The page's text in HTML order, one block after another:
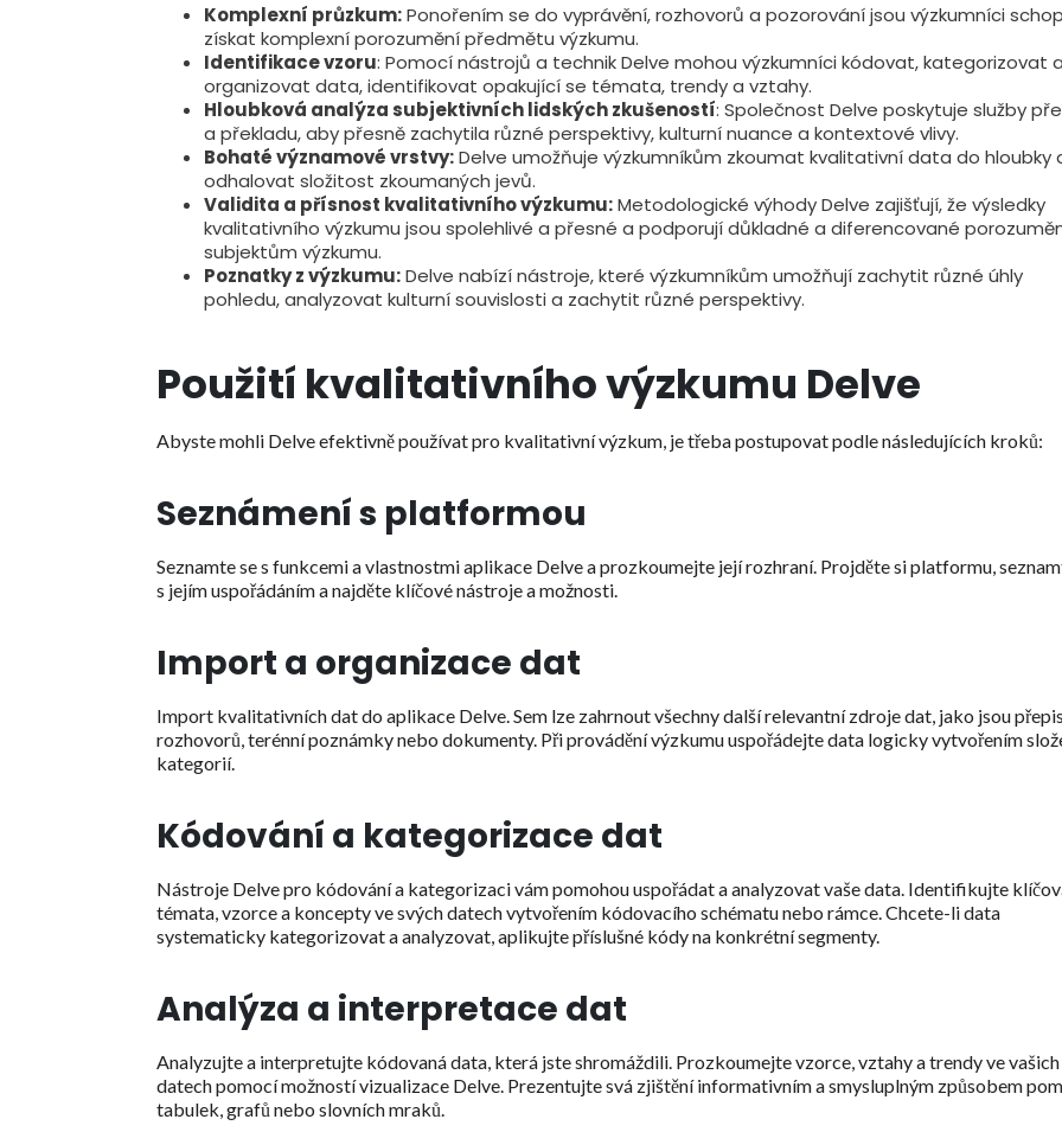
Komplexní průzkum:Ponořením se do vyprávění, rozhovorů a pozorování jsou výzkumníci
získat komplexní porozumění předmětu výzkumu.
Identifikace vzoru: Pomocí nástrojů a technik Delve mohou výzkumníci kódovat, kategorizovat a
organizovat data, identifikovat opakující se témata, trendy a vztahy.
Hloubková analýza subjektivních lidských zkušeností: Společnost Delve poskytuje služby
a překladu, aby přesně zachytila různé perspektivy, kulturní nuance a kontextové vlivy.
Bohaté významové vrstvy:Delve umožňuje výzkumníkům zkoumat kvalitativní data do hloubky
odhalovat složitost zkoumaných jevů.
Validita a přísnost kvalitativního výzkumu:Metodologické výhody Delve zajišťují, že výsledky
kvalitativního výzkumu jsou spolehlivé a přesné a podporují důkladné a diferencované
subjektům výzkumu.
Poznatky z výzkumu:Delve nabízí nástroje, které výzkumníkům umožňují zachytit různé úhly
pohledu, analyzovat kulturní souvislosti a zachytit různé perspektivy.
Použití kvalitativního výzkumu Delve
Abyste mohli Delve efektivně používat pro kvalitativní výzkum, je třeba postupovat podle následujících kroků:
Seznámení s platformou
Seznamte se s funkcemi a vlastnostmi aplikace Delve a prozkoumejte její rozhraní. Projděte si platformu,
s jejím uspořádáním a najděte klíčové nástroje a možnosti.
Import a organizace dat
Import kvalitativních dat do aplikace Delve. Sem lze zahrnout všechny další relevantní zdroje dat, jako jsou
rozhovorů, terénní poznámky nebo dokumenty. Při provádění výzkumu uspořádejte data logicky vytvořením
kategorií.
Kódování a kategorizace dat
Nástroje Delve pro kódování a kategorizaci vám pomohou uspořádat a analyzovat vaše data. Identifikujte
témata, vzorce a koncepty ve svých datech vytvořením kódovacího schématu nebo rámce. Chcete-li data
systematicky kategorizovat a analyzovat, aplikujte příslušné kódy na konkrétní segmenty.
Analýza a interpretace dat
Analyzujte a interpretujte kódovaná data, která jste shromáždili. Prozkoumejte vzorce, vztahy a trendy ve vašich
datech pomocí možností vizualizace Delve. Prezentujte svá zjištění informativním a smysluplným způsobem
tabulek, grafů nebo slovních mraků.